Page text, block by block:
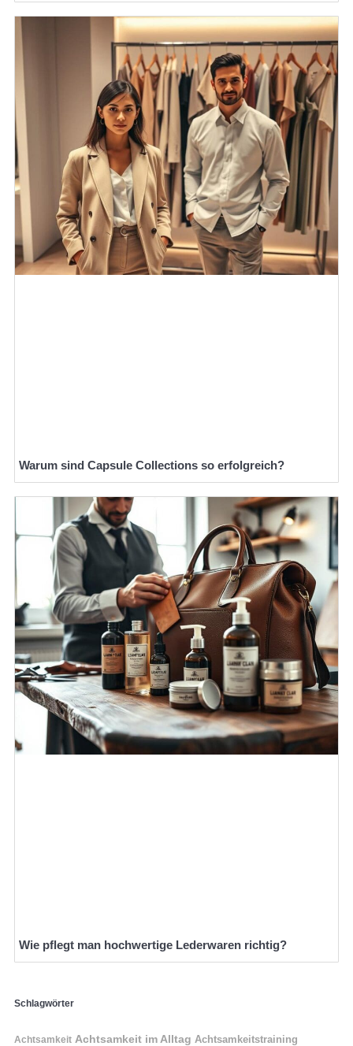
Warum sind Capsule Collections so erfolgreich?
Wie pflegt man hochwertige Lederwaren richtig?
Schlagwörter
Achtsamkeit Achtsamkeit im Alltag Achtsamkeitstraining